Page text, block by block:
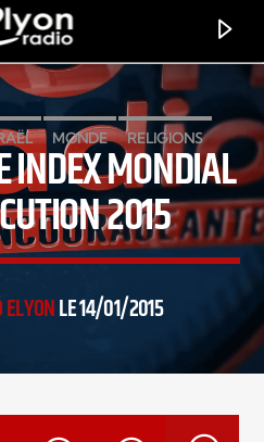
ELYON
!
MONDE RELIGIONS
INDEX MONDIAL
2015
LE 14/01/2015